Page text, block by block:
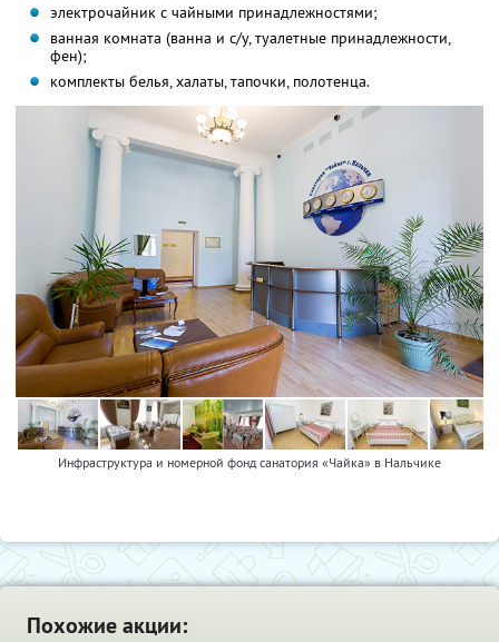
электрочайник с чайными принадлежностями;
ванная комната (ванна и с/у, туалетные принадлежности,
фен);
комплекты белья, халаты, тапочки, полотенца.
Инфраструктура и номерной фонд санатория «Чайка» в Нальчике
Похожие акции: